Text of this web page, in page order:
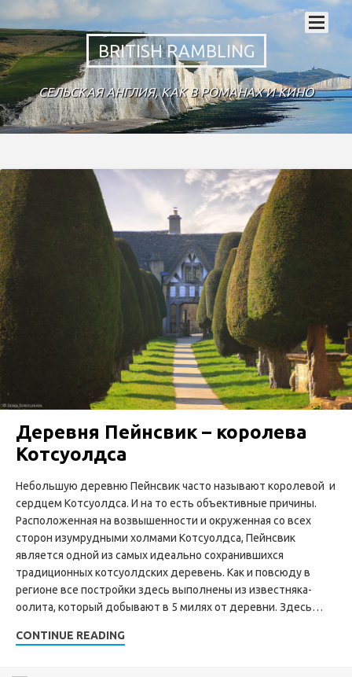
BRITISH RAMBLING
СЕЛЬСКАЯ АНГЛИЯ, КАК В РОМАНАХ И КИНО
Деревня Пейнсвик – королева
Котсуолдса
Небольшую деревню Пейнсвик часто называют королевой и
сердцем Котсуолдса. И на то есть объективные причины.
Расположенная на возвышенности и окруженная со всех
сторон изумрудными холмами Котсуолдса, Пейнсвик
является одной из самых идеально сохранившихся
традиционных котсуолдских деревень. Как и повсюду в
регионе все постройки здесь выполнены из известняка-
оолита, который добывают в 5 милях от деревни. Здесь…
CONTINUE READING